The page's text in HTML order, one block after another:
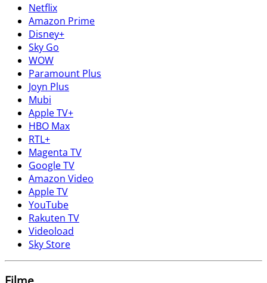
Netflix
Amazon Prime
Disney+
Sky Go
WOW
Paramount Plus
Joyn Plus
Mubi
Apple TV+
HBO Max
RTL+
Magenta TV
Google TV
Amazon Video
Apple TV
YouTube
Rakuten TV
Videoload
Sky Store